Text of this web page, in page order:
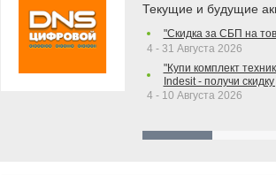
Текущие и будущие
"Скидка за СБП на
4 - 31 Августа 2026
"Купи комплект
Indesit - получи
4 - 10 Августа 2026